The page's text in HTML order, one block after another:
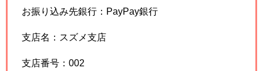
お振り込み先銀行：PayPay銀行
支店名：スズメ支店
支店番号：002